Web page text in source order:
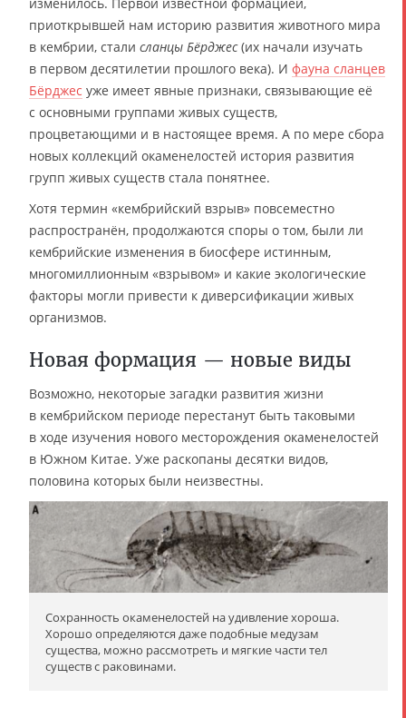
приоткрывшей нам историю развития животного мира
в кембрии, стали сланцы Бёрджес(их начали изучать
в первом десятилетии прошлого века). И фауна сланцев
Бёрджес уже имеет явные признаки, связывающие её
с основными группами живых существ,
процветающими и в настоящее время. А по мере сбора
новых коллекций окаменелостей история развития
групп живых существ стала понятнее.
Хотя термин «кембрийский взрыв» повсеместно
распространён, продолжаются споры о том, были ли
кембрийские изменения в биосфере истинным,
многомиллионным «взрывом» и какие экологические
факторы могли привести к диверсификации живых
организмов.
Новая формация — новые виды
Возможно, некоторые загадки развития жизни
в кембрийском периоде перестанут быть таковыми
в ходе изучения нового месторождения окаменелостей
в Южном Китае. Уже раскопаны десятки видов,
половина которых были неизвестны.
Сохранность окаменелостей на удивление хороша.
Хорошо определяются даже подобные медузам
существа, можно рассмотреть и мягкие части тел
существ с раковинами.